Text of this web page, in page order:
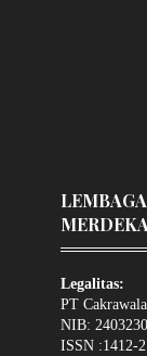
Legalitas:
PT
NIB:
ISSN :1412-